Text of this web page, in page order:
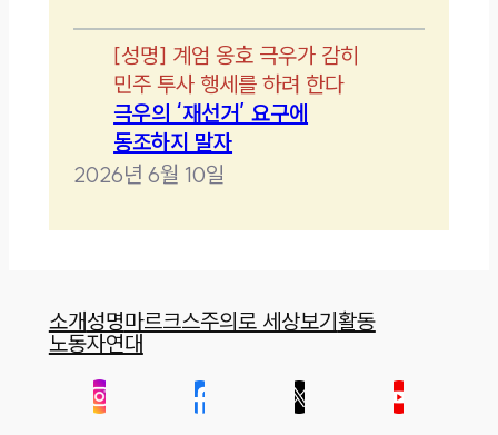
[성명] 계엄 옹호 극우가 감히
민주 투사 행세를 하려 한다
극우의 ‘재선거’ 요구에
동조하지 말자
2026년 6월 10일
소개성명마르크스주의로 세상보기활동
노동자연대